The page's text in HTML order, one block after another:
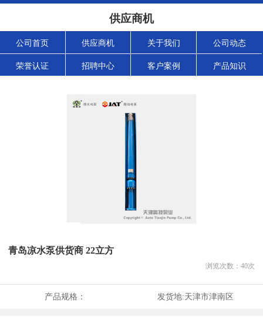
供应商机
公司首页 供应商机 关于我们 公司动态
荣誉认证 招聘中心 客户案例 产品知识
青岛凉水泵供货商 22立方
浏览次数： 40次
产品规格： 发货地:天津市津南区